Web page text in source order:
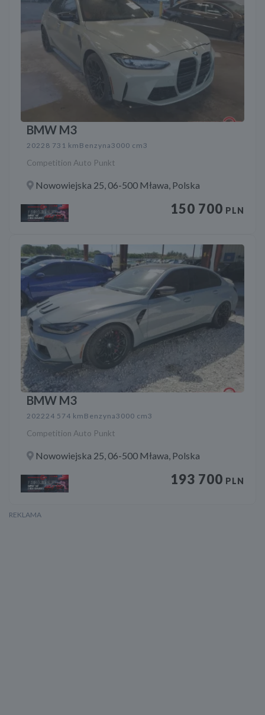
BMW M3
2022 8 731 km Benzyna3000 cm3
Competition Auto Punkt
Nowowiejska 25, 06-500 Mława, Polska
150 700 PLN
BMW M3
202224 574 km Benzyna3000 cm3
Competition Auto Punkt
Nowowiejska 25, 06-500 Mława, Polska
193 700 PLN